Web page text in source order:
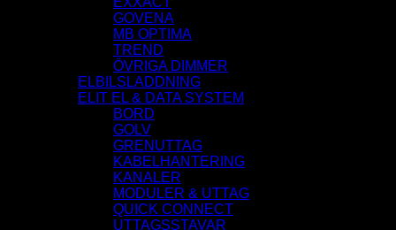
GOVENA
MB OPTIMA
TREND
ÖVRIGA DIMMER
ELBILSLADDNING
ELIT EL & DATA SYSTEM
BORD
GOLV
GRENUTTAG
KABELHANTERING
KANALER
MODULER & UTTAG
QUICK CONNECT
UTTAGSSTAVAR